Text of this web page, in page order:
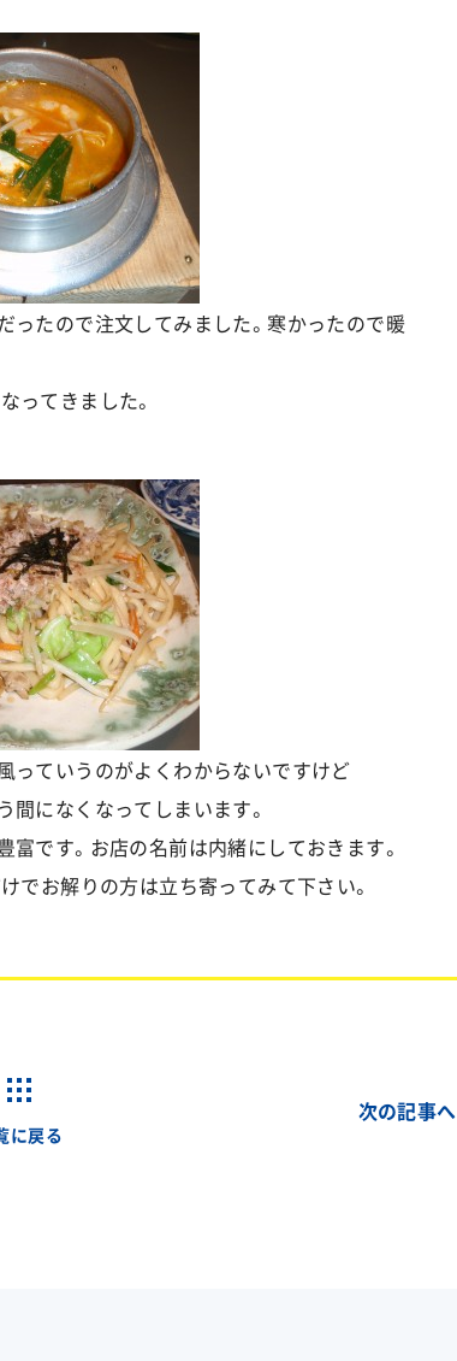
ったので注文してみました。寒かったので暖
ってきました。
っていうのがよくわからないですけど
になくなってしまいます。
です。お店の名前は内緒にしておきます。
でお解りの方は立ち寄ってみて下さい。
に戻る
次の記事へ